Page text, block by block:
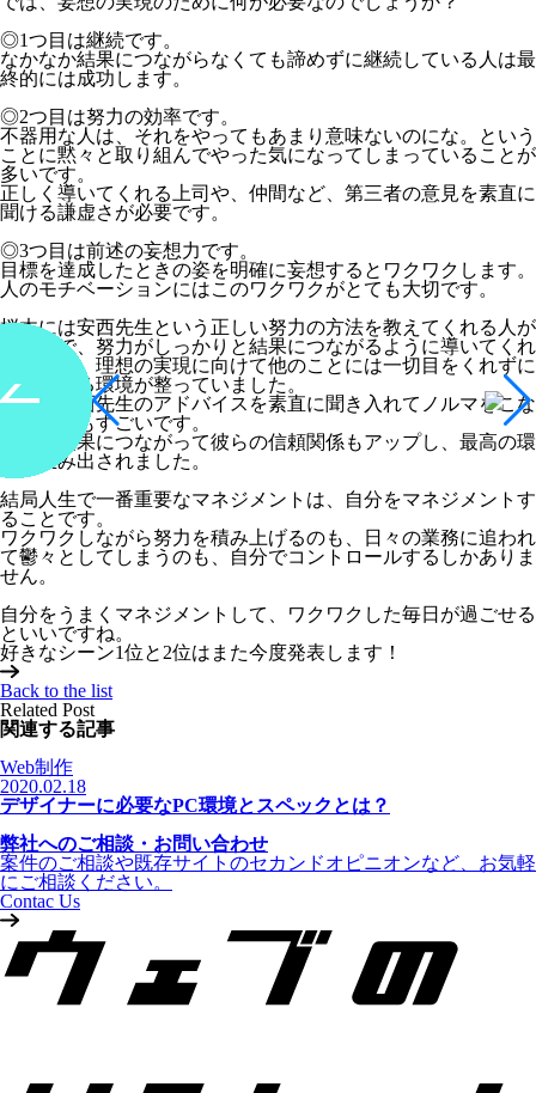
◎1つ目は継続です。
なかなか結果につながらなくても諦めずに継続している人は最
終的には成功します。
◎2つ目は努力の効率です。
不器用な人は、それをやってもあまり意味ないのにな。という
ことに黙々と取り組んでやった気になってしまっていることが
多いです。
正しく導いてくれる上司や、仲間など、第三者の意見を素直に
聞ける謙虚さが必要です。
◎3つ目は前述の妄想力です。
目標を達成したときの姿を明確に妄想するとワクワクします。
人のモチベーションにはこのワクワクがとても大切です。
桜木には安西先生という正しい努力の方法を教えてくれる人が
いたので、努力がしっかりと結果につながるように導いてくれ
ましたし、理想の実現に向けて他のことには一切目をくれずに
集中できる環境が整っていました。
そして安西先生のアドバイスを素直に聞き入れてノルマをこな
した桜木もすごいです。
努力が結果につながって彼らの信頼関係もアップし、最高の環
境が生み出されました。
結局人生で一番重要なマネジメントは、自分をマネジメントす
ることです。
ワクワクしながら努力を積み上げるのも、日々の業務に追われ
て鬱々としてしまうのも、自分でコントロールするしかありま
せん。
自分をうまくマネジメントして、ワクワクした毎日が過ごせる
といいですね。
好きなシーン1位と2位はまた今度発表します！
Back to the list
Related Post
関連する記事
Web制作
2020.02.18
デザイナーに必要なPC環境とスペックとは？
弊社へのご相談・お問い合わせ
案件のご相談や既存サイトのセカンドオピニオンなど、お気軽
にご相談ください。
Contac Us